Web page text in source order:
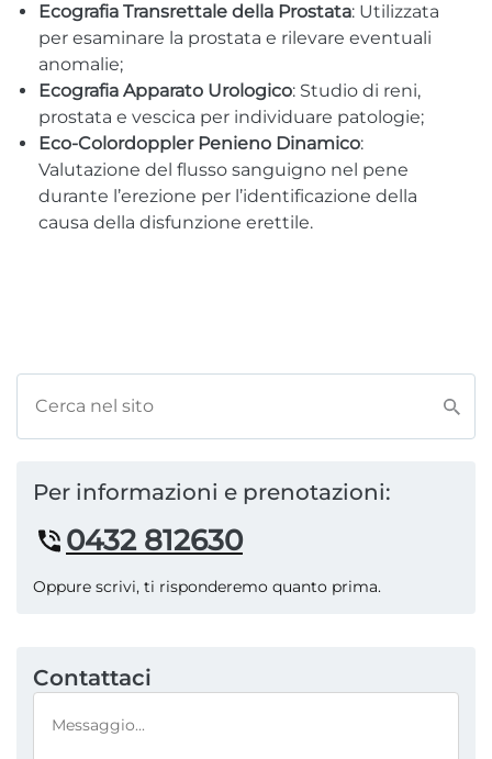
Ecografia Transrettale della Prostata: Utilizzata
per esaminare la prostata e rilevare eventuali
anomalie;
Ecografia Apparato Urologico: Studio di reni,
prostata e vescica per individuare patologie;
Eco-Colordoppler Penieno Dinamico:
Valutazione del flusso sanguigno nel pene
durante l’erezione per l’identificazione della
causa della disfunzione erettile.
Per informazioni e prenotazioni:
0432 812630
Oppure scrivi, ti risponderemo quanto prima.
Contattaci